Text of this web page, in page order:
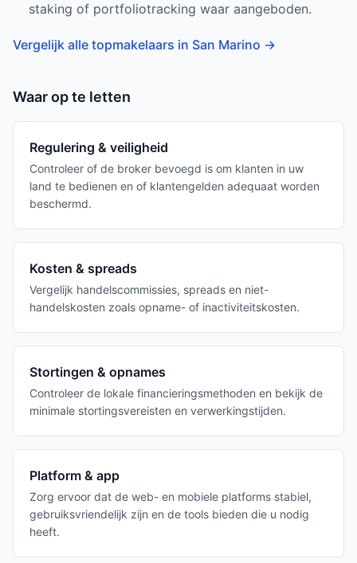
staking of portfoliotracking waar aangeboden.
Vergelijk alle topmakelaars in San Marino →
Waar op te letten
Regulering & veiligheid
Controleer of de broker bevoegd is om klanten in uw
land te bedienen en of klantengelden adequaat worden
beschermd.
Kosten & spreads
Vergelijk handelscommissies, spreads en niet-
handelskosten zoals opname- of inactiviteitskosten.
Stortingen & opnames
Controleer de lokale financieringsmethoden en bekijk de
minimale stortingsvereisten en verwerkingstijden.
Platform & app
Zorg ervoor dat de web- en mobiele platforms stabiel,
gebruiksvriendelijk zijn en de tools bieden die u nodig
heeft.